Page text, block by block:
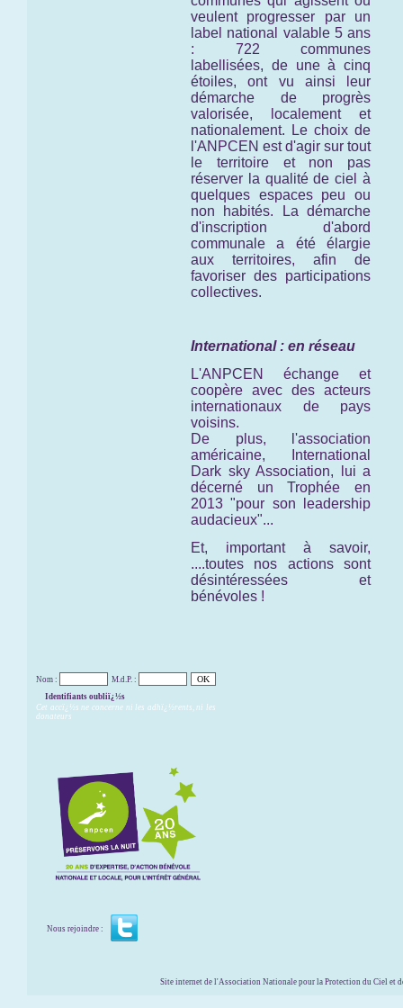
veulent progresser par un
label national valable 5 ans
: 722 communes
labellisées, de une à cinq
étoiles, ont vu ainsi leur
démarche de progrès
valorisée, localement et
nationalement. Le choix de
l'ANPCEN est d'agir sur tout
le territoire et non pas
réserver la qualité de ciel à
quelques espaces peu ou
non habités. La démarche
d'inscription d'abord
communale a été élargie
aux territoires, afin de
favoriser des participations
collectives.
International : en réseau
L'ANPCEN échange et
coopère avec des acteurs
internationaux de pays
voisins.
De plus, l'association
américaine,
International
Dark sky Association,
lui a
décerné un Trophée en
2013 "pour son leadership
audacieux"...
Et, important à savoir,
....toutes nos actions sont
désintéressées et
bénévoles !
Nom :
M.d.P. :
Identifiants oubliï¿½s
Cet accï¿½s ne concerne ni les adhï¿½rents, ni les
donateurs
Nous rejoindre :
Site internet de l'Association Nationale pour la Protection du Ciel et de